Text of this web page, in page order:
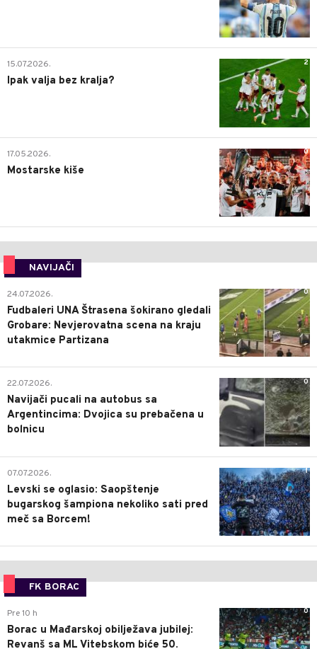
2
15.07.2026.
Ipak valja bez kralja?
0
17.05.2026.
Mostarske kiše
NAVIJAČI
0
24.07.2026.
Fudbaleri UNA Štrasena šokirano gledali
Grobare: Nevjerovatna scena na kraju
utakmice Partizana
0
22.07.2026.
Navijači pucali na autobus sa
Argentincima: Dvojica su prebačena u
bolnicu
1
07.07.2026.
Levski se oglasio: Saopštenje
bugarskog šampiona nekoliko sati pred
meč sa Borcem!
FK BORAC
0
Pre 10 h
Borac u Mađarskoj obilježava jubilej:
Revanš sa ML Vitebskom biće 50.